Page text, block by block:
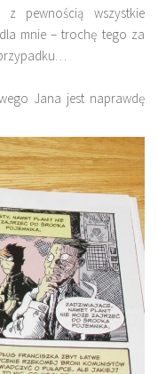
pewnością wszystkie
mnie – trochę tego za
Jana jest naprawdę